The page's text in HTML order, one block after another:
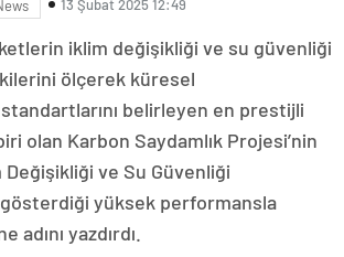
13 Şubat 2025 12:49
iklim değişikliği ve su güvenliği
ölçerek küresel
belirleyen en prestijli
olan Karbon Saydamlık Projesi’nin
Değişikliği ve Su Güvenliği
yüksek performansla
adını yazdırdı.